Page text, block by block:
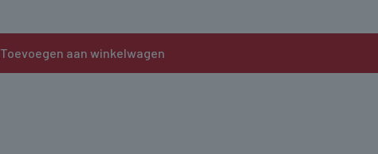
Toevoegen aan winkelwagen